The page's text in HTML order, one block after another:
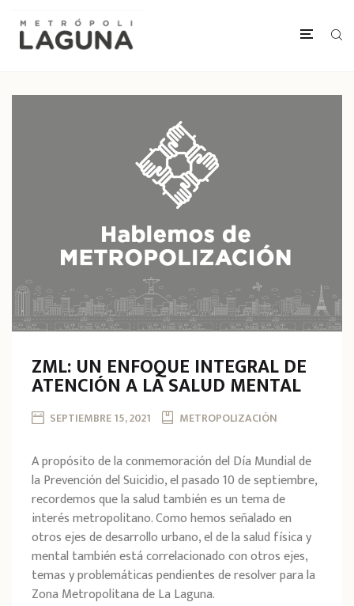
ZML: UN ENFOQUE INTEGRAL DE
ATENCIÓN A LA SALUD MENTAL
SEPTIEMBRE 15, 2021 METROPOLIZACIÓN
A propósito de la conmemoración del Día Mundial de
la Prevención del Suicidio, el pasado 10 de septiembre,
recordemos que la salud también es un tema de
interés metropolitano. Como hemos señalado en
otros ejes de desarrollo urbano, el de la salud física y
mental también está correlacionado con otros ejes,
temas y problemáticas pendientes de resolver para la
Zona Metropolitana de La Laguna.